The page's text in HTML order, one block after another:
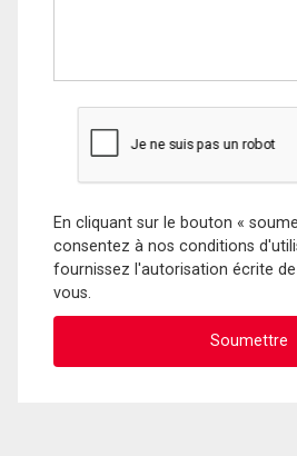
En cliquant sur le bouton «
consentez à nos conditions
fournissez l'autorisation écrite
vous.